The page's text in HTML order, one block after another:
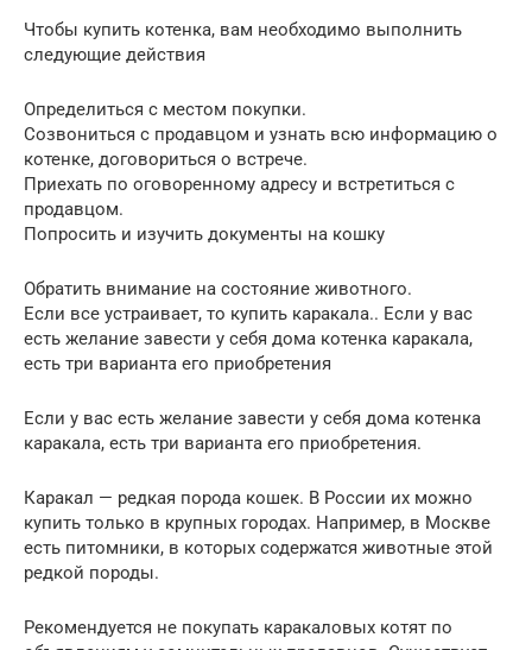
Чтобы купить котенка, вам необходимо выполнить
следующие действия
Определиться с местом покупки.
Созвониться с продавцом и узнать всю информацию о
котенке, договориться о встрече.
Приехать по оговоренному адресу и встретиться с
продавцом.
Попросить и изучить документы на кошку
Обратить внимание на состояние животного.
Если все устраивает, то купить каракала.. Если у вас
есть желание завести у себя дома котенка каракала,
есть три варианта его приобретения
Если у вас есть желание завести у себя дома котенка
каракала, есть три варианта его приобретения.
Каракал — редкая порода кошек. В России их можно
купить только в крупных городах. Например, в Москве
есть питомники, в которых содержатся животные этой
редкой породы.
Рекомендуется не покупать каракаловых котят по